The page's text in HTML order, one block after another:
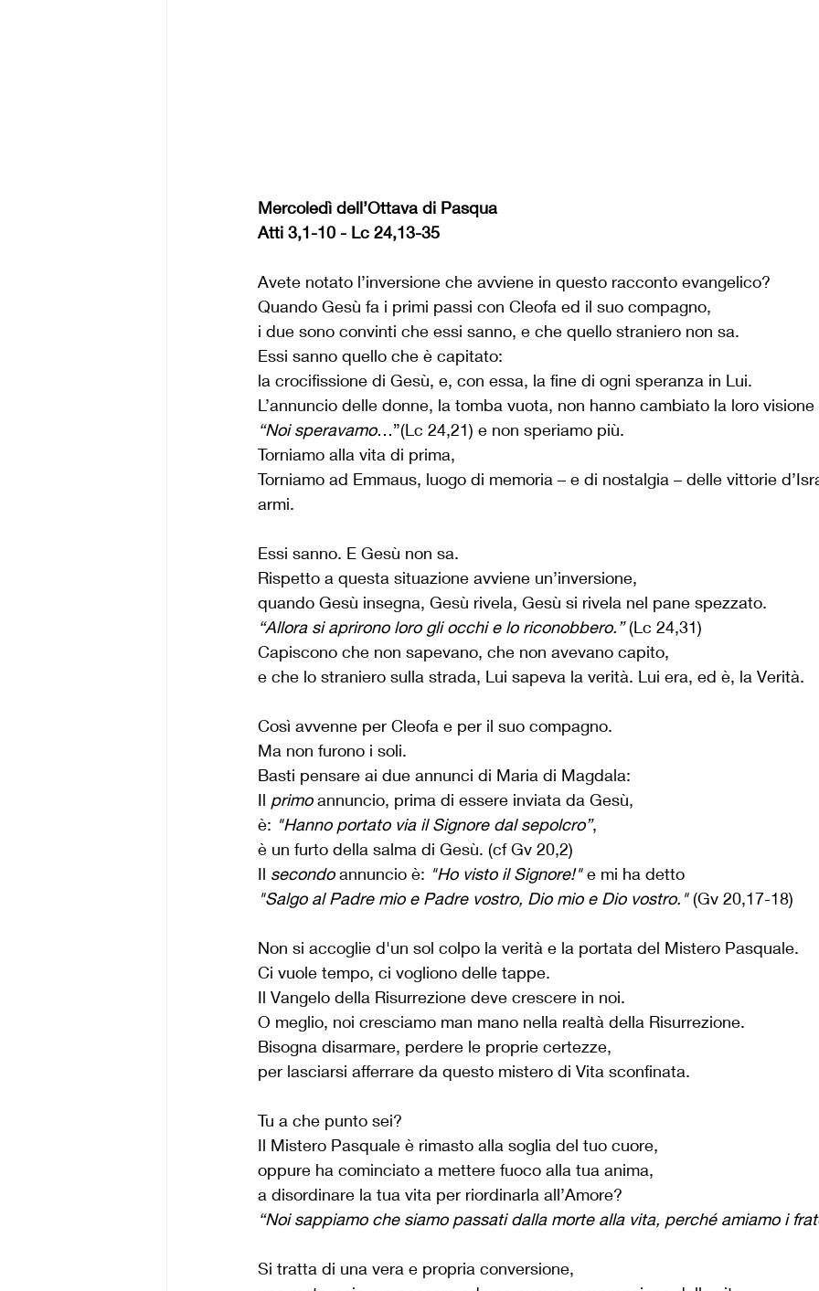
Mercoledì dell’Ottava di Pasqua
Atti 3,1-10 - Lc 24,13-35
Avete notato l’inversione che avviene in questo racconto evangelico?
Quando Gesù fa i primi passi con Cleofa ed il suo compagno,
i due sono convinti che essi sanno, e che quello straniero non sa.
Essi sanno quello che è capitato:
la crocifissione di Gesù, e, con essa, la fine di ogni speranza in Lui.
L’annuncio delle donne, la tomba vuota, non hanno cambiato la loro
“Noi speravamo…”(Lc 24,21) e non speriamo più.
Torniamo alla vita di prima,
Torniamo ad Emmaus, luogo di memoria – e di nostalgia – delle vittorie
armi.
Essi sanno. E Gesù non sa.
Rispetto a questa situazione avviene un’inversione,
quando Gesù insegna, Gesù rivela, Gesù si rivela nel pane spezzato.
“Allora si aprirono loro gli occhi e lo riconobbero.” (Lc 24,31)
Capiscono che non sapevano, che non avevano capito,
e che lo straniero sulla strada, Lui sapeva la verità. Lui era, ed è, la Verità.
Così avvenne per Cleofa e per il suo compagno.
Ma non furono i soli.
Basti pensare ai due annunci di Maria di Magdala:
Il primo annuncio, prima di essere inviata da Gesù,
è: "Hanno portato via il Signore dal sepolcro”,
è un furto della salma di Gesù. (cf Gv 20,2)
Il secondo annuncio è: "Ho visto il Signore!" e mi ha detto
"Salgo al Padre mio e Padre vostro, Dio mio e Dio vostro." (Gv 20,17-18)
Non si accoglie d'un sol colpo la verità e la portata del Mistero Pasquale.
Ci vuole tempo, ci vogliono delle tappe.
Il Vangelo della Risurrezione deve crescere in noi.
O meglio, noi cresciamo man mano nella realtà della Risurrezione.
Bisogna disarmare, perdere le proprie certezze,
per lasciarsi afferrare da questo mistero di Vita sconfinata.
Tu a che punto sei?
Il Mistero Pasquale è rimasto alla soglia del tuo cuore,
oppure ha cominciato a mettere fuoco alla tua anima,
a disordinare la tua vita per riordinarla all’Amore?
“Noi sappiamo che siamo passati dalla morte alla vita, perché amiamo i
Si tratta di una vera e propria conversione,